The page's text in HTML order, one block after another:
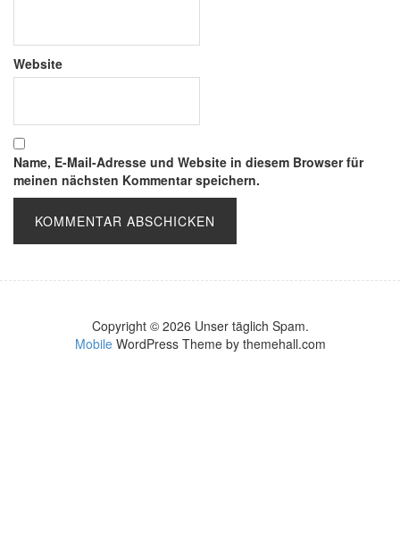
Website
Name, E-Mail-Adresse und Website in diesem Browser für
meinen nächsten Kommentar speichern.
Copyright © 2026 Unser täglich Spam.
MobileWordPress Theme by themehall.com